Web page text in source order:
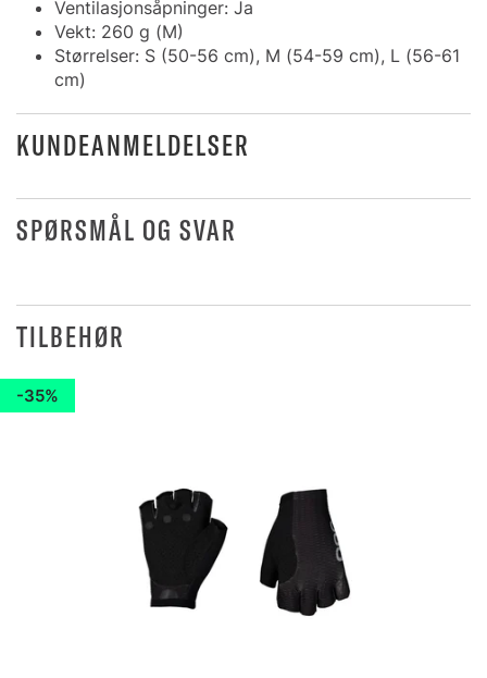
Ventilasjonsåpninger: Ja
Vekt: 260 g (M)
Størrelser: S (50-56 cm), M (54-59 cm), L (56-61
cm)
KUNDEANMELDELSER
SPØRSMÅL OG SVAR
TILBEHØR
35%